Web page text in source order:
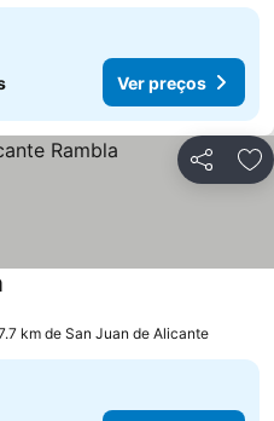
Ver preços
Partilhar
km de San Juan de Alicante